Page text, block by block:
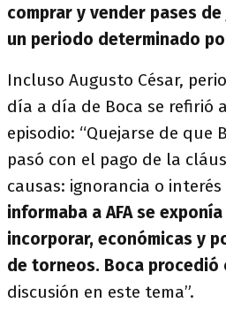
comprar y vender pases
un periodo determinado
Incluso Augusto César,
día a día de Boca se refirió
episodio: “Quejarse de que
pasó con el pago de la
causas: ignorancia o
informaba a AFA se
incorporar, económicas y
de torneos. Boca procedió
discusión en este tema”.